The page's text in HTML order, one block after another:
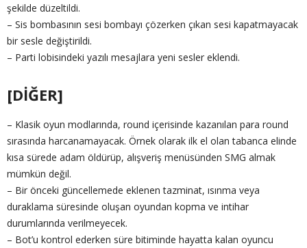
şekilde düzeltildi.
– Sis bombasının sesi bombayı çözerken çıkan sesi kapatmayacak
bir sesle değiştirildi.
– Parti lobisindeki yazılı mesajlara yeni sesler eklendi.
[DİĞER]
– Klasik oyun modlarında, round içerisinde kazanılan para round
sırasında harcanamayacak. Örnek olarak ilk el olan tabanca elinde
kısa sürede adam öldürüp, alışveriş menüsünden SMG almak
mümkün değil.
– Bir önceki güncellemede eklenen tazminat, ısınma veya
duraklama süresinde oluşan oyundan kopma ve intihar
durumlarında verilmeyecek.
– Bot’u kontrol ederken süre bitiminde hayatta kalan oyuncu